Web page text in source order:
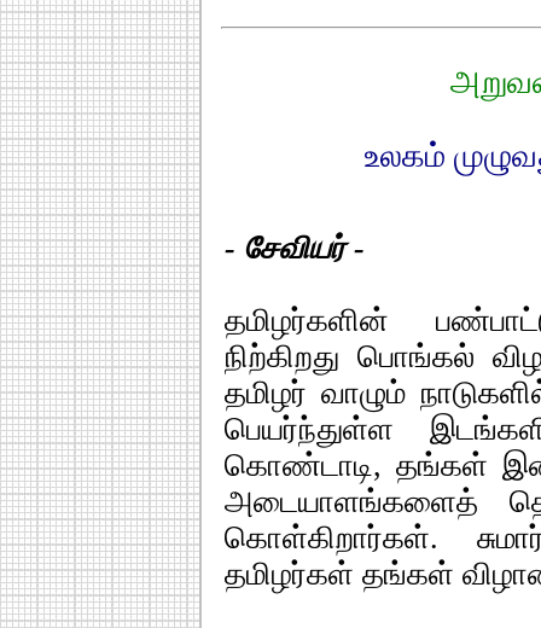
உலகம்
- சேவியர் -
தமிழர்களின்
நிற்கிறது பொங்கல்
தமிழர் வாழும்
பெயர்ந்துள்ள
கொண்டாடி, தங்கள்
அடையாளங்களைத்
கொள்கிறார்கள்.
தமிழர்கள் தங்கள்